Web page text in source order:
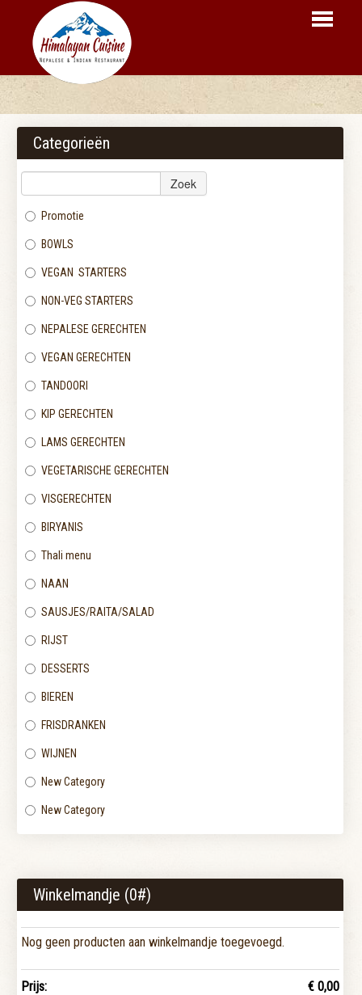
BESTELLEN
MENU
RESERVEER
CONTACT
Categorieën
Zoek
Promotie
BOWLS
VEGAN STARTERS
NON-VEG STARTERS
NEPALESE GERECHTEN
VEGAN GERECHTEN
TANDOORI
KIP GERECHTEN
LAMS GERECHTEN
VEGETARISCHE GERECHTEN
VISGERECHTEN
BIRYANIS
Thali menu
NAAN
SAUSJES/RAITA/SALAD
RIJST
DESSERTS
BIEREN
FRISDRANKEN
WIJNEN
New Category
New Category
Winkelmandje (0#)
Nog geen producten aan winkelmandje toegevoegd.
Prijs: € 0,00